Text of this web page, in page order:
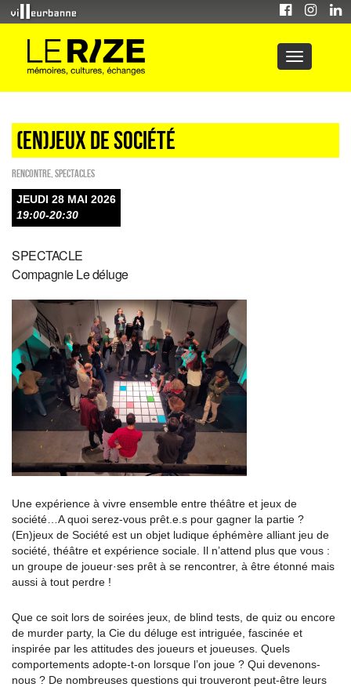
(EN)JEUX DE SOCIÉTÉ
Rencontre SPECTACLES
JEUDI 28 MAI 2026
19:00-20:30
SPECTACLE
Compagnie Le déluge
Une expérience à vivre ensemble entre théâtre et jeux de
société…A quoi serez-vous prêt.e.s pour gagner la partie ?
(En)jeux de Société est un objet ludique éphémère alliant jeu de
société, théâtre et expérience sociale. Il n’attend plus que vous :
un groupe de joueur·ses prêt à se rencontrer, à être étonné mais
aussi à tout perdre !
Que ce soit lors de soirées jeux, de blind tests, de quiz ou encore
de murder party, la Cie du déluge est intriguée, fascinée et
inspirée par les attitudes des joueurs et joueuses. Quels
comportements adopte-t-on lorsque l’on joue ? Qui devenons-
nous ? De nombreuses questions qui trouveront peut-être leurs